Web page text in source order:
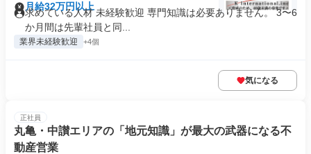
月給32万円以上
求めている人材 未経験歓迎 専門知識は必要ありません。 3〜6
か月間は先輩社員と同...
業界未経験歓迎 +4個
気になる
正社員
丸亀・中讃エリアの「地元知識」が最大の武器になる不
動産営業